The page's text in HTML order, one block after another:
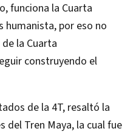
funciona la Cuarta
humanista, por eso no
la Cuarta
construyendo el
de la 4T, resaltó la
del Tren Maya, la cual fue